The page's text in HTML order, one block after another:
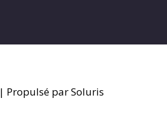
| Propulsé par Soluris